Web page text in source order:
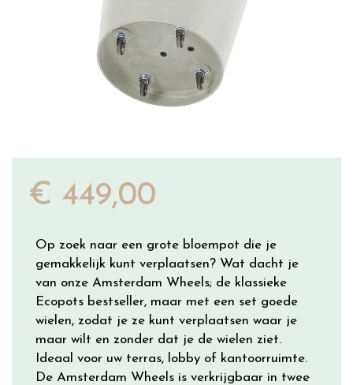
€ 449,00
Op zoek naar een grote bloempot die je
gemakkelijk kunt verplaatsen? Wat dacht je
van onze Amsterdam Wheels; de klassieke
Ecopots bestseller, maar met een set goede
wielen, zodat je ze kunt verplaatsen waar je
maar wilt en zonder dat je de wielen ziet.
Ideaal voor uw terras, lobby of kantoorruimte.
De Amsterdam Wheels is verkrijgbaar in twee